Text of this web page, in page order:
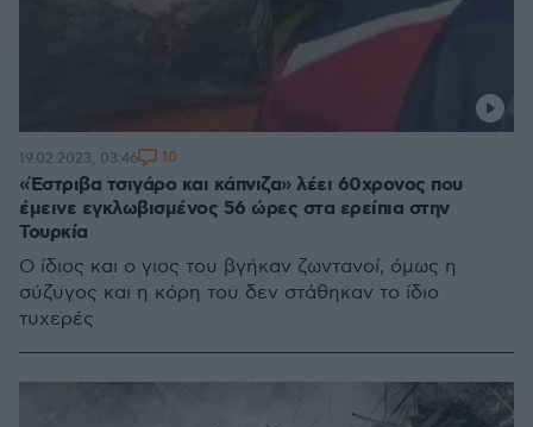
«Έστριβα τσιγάρο και κάπνιζα» λέει 60χρονος που
έμεινε εγκλωβισμένος 56 ώρες στα ερείπια στην
Τουρκία
Ο ίδιος και ο γιος του βγήκαν ζωντανοί, όμως η
σύζυγος και η κόρη του δεν στάθηκαν το ίδιο
τυχερές
19.02.2023, 03:46 10